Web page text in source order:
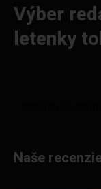
Výber
letenky
Naše